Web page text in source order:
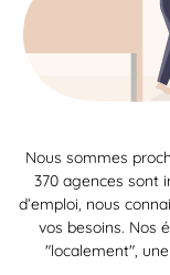
Nous sommes
370 agences sont
d’emploi, nous
vos besoins. Nos
"localement",